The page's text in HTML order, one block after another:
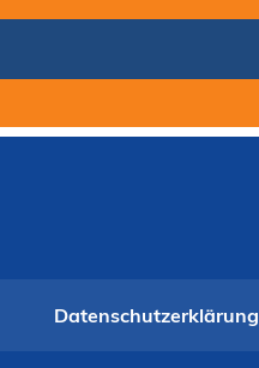
Datenschutzerklärung